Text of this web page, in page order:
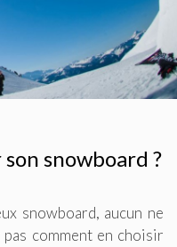
snowboard ?
snowboard, aucun ne
comment en choisir